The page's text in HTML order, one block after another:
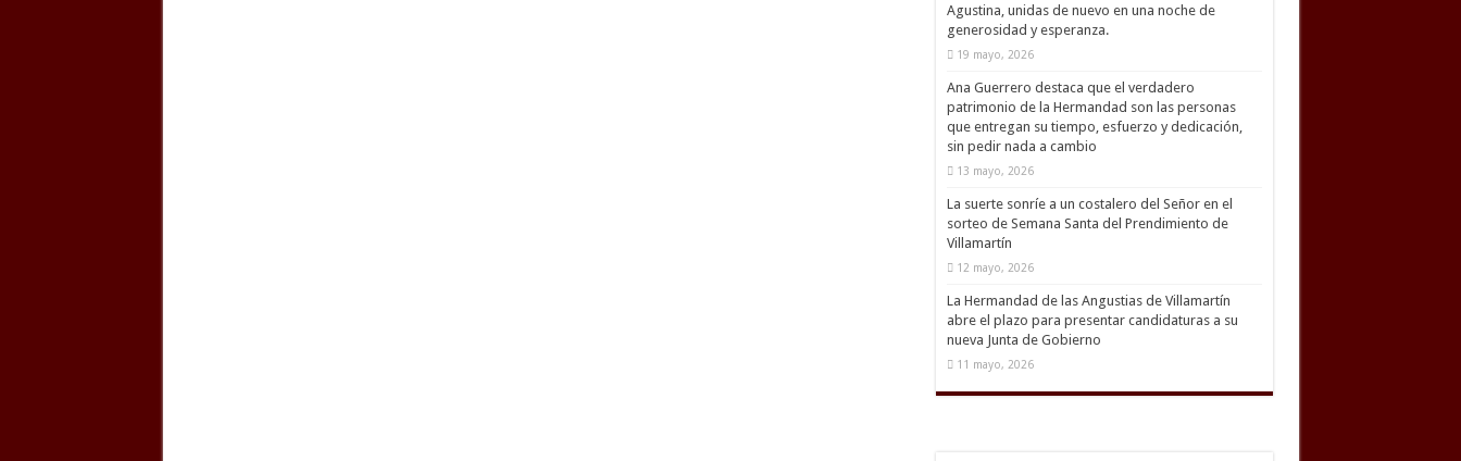
Agustina, unidas de nuevo en una noche de
generosidad y esperanza.
19 mayo, 2026
Ana Guerrero destaca que el verdadero
patrimonio de la Hermandad son las personas
que entregan su tiempo, esfuerzo y dedicación,
sin pedir nada a cambio
13 mayo, 2026
La suerte sonríe a un costalero del Señor en el
sorteo de Semana Santa del Prendimiento de
Villamartín
12 mayo, 2026
La Hermandad de las Angustias de Villamartín
abre el plazo para presentar candidaturas a su
nueva Junta de Gobierno
11 mayo, 2026